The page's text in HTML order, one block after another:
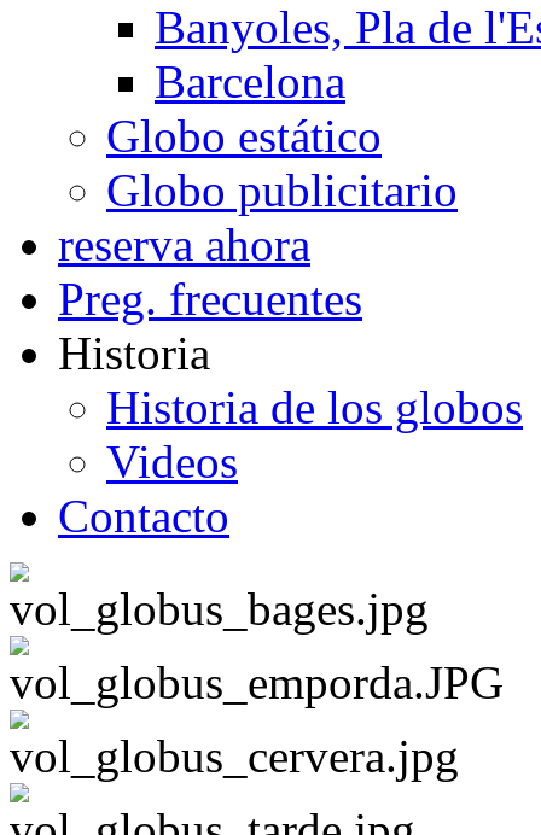
Banyoles, Pla de
Barcelona
Globo estático
Globo publicitario
reserva ahora
Preg. frecuentes
Historia
Historia de los globos
Videos
Contacto